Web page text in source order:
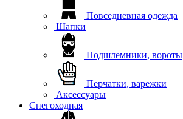
Повседневная одежда
Шапки
Подшлемники, вороты
Перчатки, варежки
Аксессуары
Снегоходная